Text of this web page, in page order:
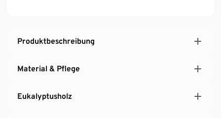
Produktbeschreibung
Material & Pflege
Eukalyptusholz